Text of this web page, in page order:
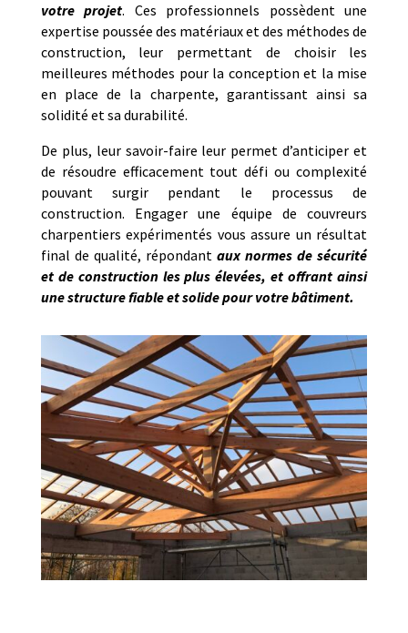
votre projet. Ces professionnels possèdent une
expertise poussée des matériaux et des méthodes de
construction, leur permettant de choisir les
meilleures méthodes pour la conception et la mise
en place de la charpente, garantissant ainsi sa
solidité et sa durabilité.
De plus, leur savoir-faire leur permet d’anticiper et
de résoudre efficacement tout défi ou complexité
pouvant surgir pendant le processus de
construction. Engager une équipe de couvreurs
charpentiers expérimentés vous assure un résultat
final de qualité, répondantaux normes de sécurité
et de construction les plus élevées, et offrant ainsi
une structure fiable et solide pour votre bâtiment.